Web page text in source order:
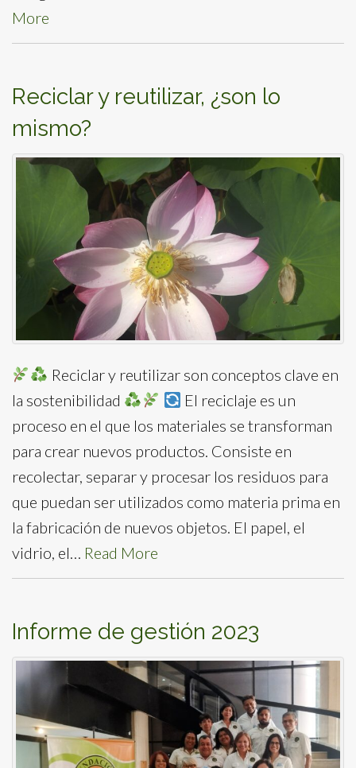
More
Reciclar y reutilizar, ¿son lo
mismo?
Reciclar y reutilizar son conceptos clave en
la sostenibilidad
El reciclaje es un
proceso en el que los materiales se transforman
para crear nuevos productos. Consiste en
recolectar, separar y procesar los residuos para
que puedan ser utilizados como materia prima en
la fabricación de nuevos objetos. El papel, el
vidrio, el… Read More
Informe de gestión 2023